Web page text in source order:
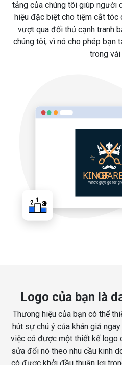
tảng của chúng tôi giúp người
hiệu đặc biệt cho tiệm cắt tóc
vượt qua đối thủ cạnh tranh
chúng tôi, vì nó cho phép bạn
trong vài
Logo của bạn là
Thương hiệu của bạn có thể
hút sự chú ý của khán giả
việc có được một thiết kế logo
sửa đổi nó theo nhu cầu kinh